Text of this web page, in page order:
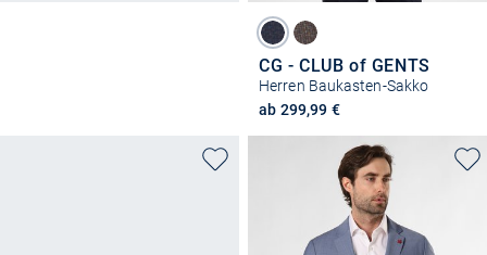
CG - CLUB of GENTS
Herren Baukasten-Sakko
ab 299,99 €